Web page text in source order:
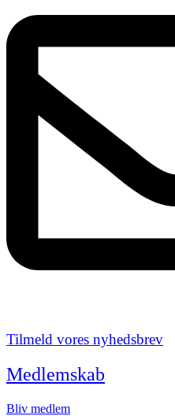
Tilmeld vores nyhedsbrev
Medlemskab
Bliv medlem